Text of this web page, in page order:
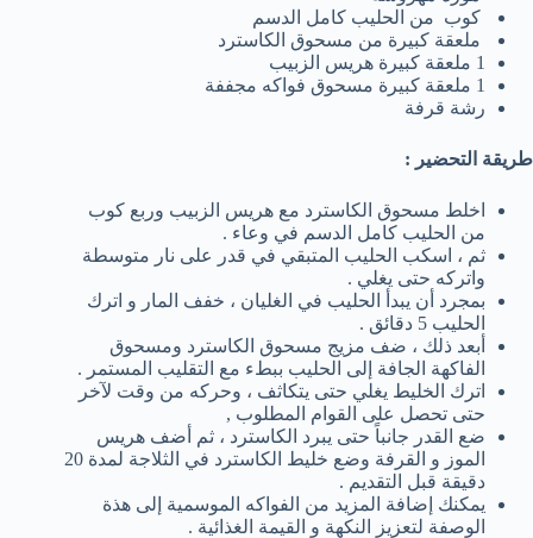
كوب من الحليب كامل الدسم
ملعقة كبيرة من مسحوق الكاسترد
1 ملعقة كبيرة هريس الزبيب
1 ملعقة كبيرة مسحوق فواكه مجففة
رشة قرفة
طريقة التحضير :
اخلط مسحوق الكاسترد مع هريس الزبيب وربع كوب
من الحليب كامل الدسم في وعاء .
ثم ، اسكب الحليب المتبقي في قدر على نار متوسطة
واتركه حتى يغلي .
بمجرد أن يبدأ الحليب في الغليان ، خفف المار و اترك
الحليب 5 دقائق .
أبعد ذلك ، ضف مزيج مسحوق الكاسترد ومسحوق
الفاكهة الجافة إلى الحليب ببطء مع التقليب المستمر .
اترك الخليط يغلي حتى يتكاثف ، وحركه من وقت لآخر
حتى تحصل على القوام المطلوب ,
ضع القدر جانباً حتى يبرد الكاسترد ، ثم أضف هريس
الموز و القرفة وضع خليط الكاسترد في الثلاجة لمدة 20
دقيقة قبل التقديم .
يمكنك إضافة المزيد من الفواكه الموسمية إلى هذة
الوصفة لتعزيز النكهة و القيمة الغذائية .